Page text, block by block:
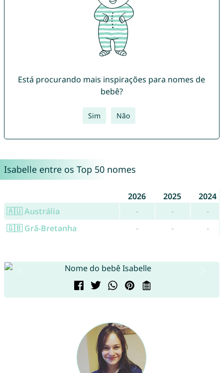
Está procurando mais inspirações para nomes de
bebê?
Sim Não
Isabelle entre os Top 50 nomes
2026 2025
2024
🇦🇺 Austrália
- -
-
🇬🇧 Grã-Bretanha
- - -